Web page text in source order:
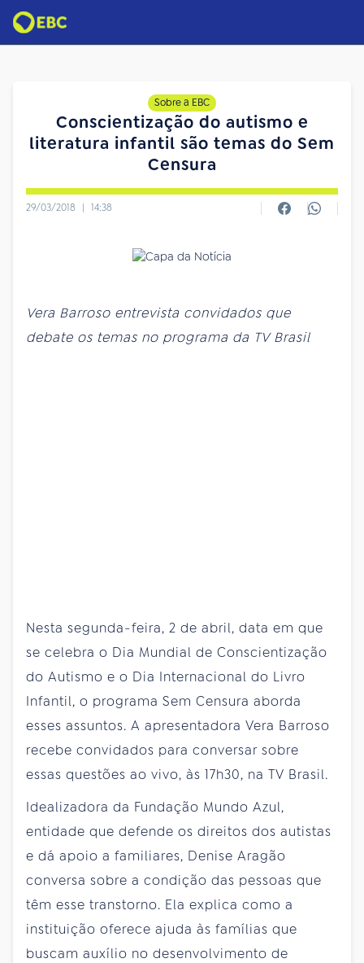
Sobre a EBC
Conscientização do autismo e
literatura infantil são temas do Sem
Censura
29/03/2018 | 14:38
Vera Barroso entrevista convidados que
debate os temas no programa da TV Brasil
Nesta segunda-feira, 2 de abril, data em que
se celebra o Dia Mundial de Conscientização
do Autismo e o Dia Internacional do Livro
Infantil, o programa Sem Censura aborda
esses assuntos. A apresentadora Vera Barroso
recebe convidados para conversar sobre
essas questões ao vivo, às 17h30, na TV Brasil.
Idealizadora da Fundação Mundo Azul,
entidade que defende os direitos dos autistas
e dá apoio a familiares, Denise Aragão
conversa sobre a condição das pessoas que
têm esse transtorno. Ela explica como a
instituição oferece ajuda às famílias que
buscam auxílio no desenvolvimento de